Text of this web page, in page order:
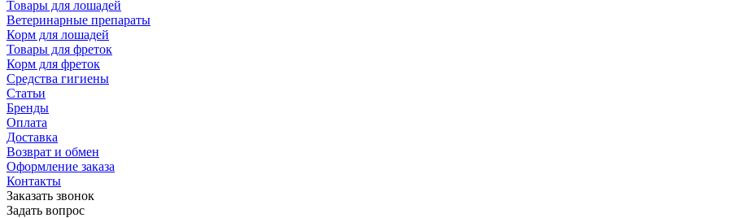
Товары для лошадей
Ветеринарные препараты
Корм для лошадей
Товары для фреток
Корм для фреток
Средства гигиены
Статьи
Бренды
Оплата
Доставка
Возврат и обмен
Оформление заказа
Контакты
Заказать звонок
Задать вопрос